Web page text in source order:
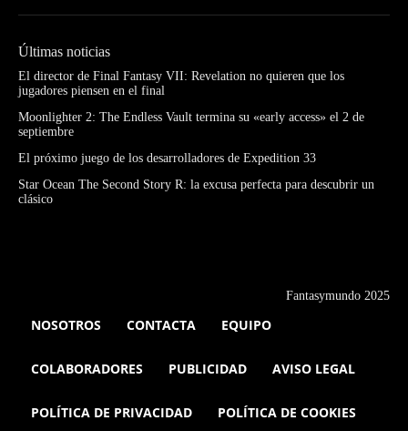
Últimas noticias
El director de Final Fantasy VII: Revelation no quieren que los
jugadores piensen en el final
Moonlighter 2: The Endless Vault termina su «early access» el 2 de
septiembre
El próximo juego de los desarrolladores de Expedition 33
Star Ocean The Second Story R: la excusa perfecta para descubrir un
clásico
Fantasymundo 2025
NOSOTROS CONTACTA EQUIPO
COLABORADORES PUBLICIDAD AVISO LEGAL
POLÍTICA DE PRIVACIDAD POLÍTICA DE COOKIES